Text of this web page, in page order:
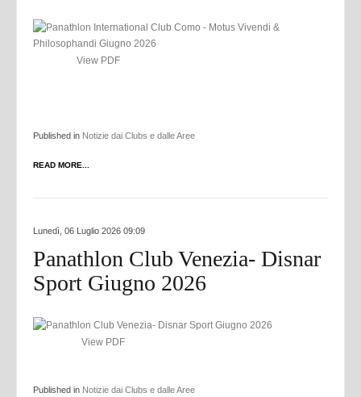
View PDF
Published in Notizie dai Clubs e dalle Aree
READ MORE...
Lunedì, 06 Luglio 2026 09:09
Panathlon Club Venezia- Disnar
Sport Giugno 2026
View PDF
Published in Notizie dai Clubs e dalle Aree